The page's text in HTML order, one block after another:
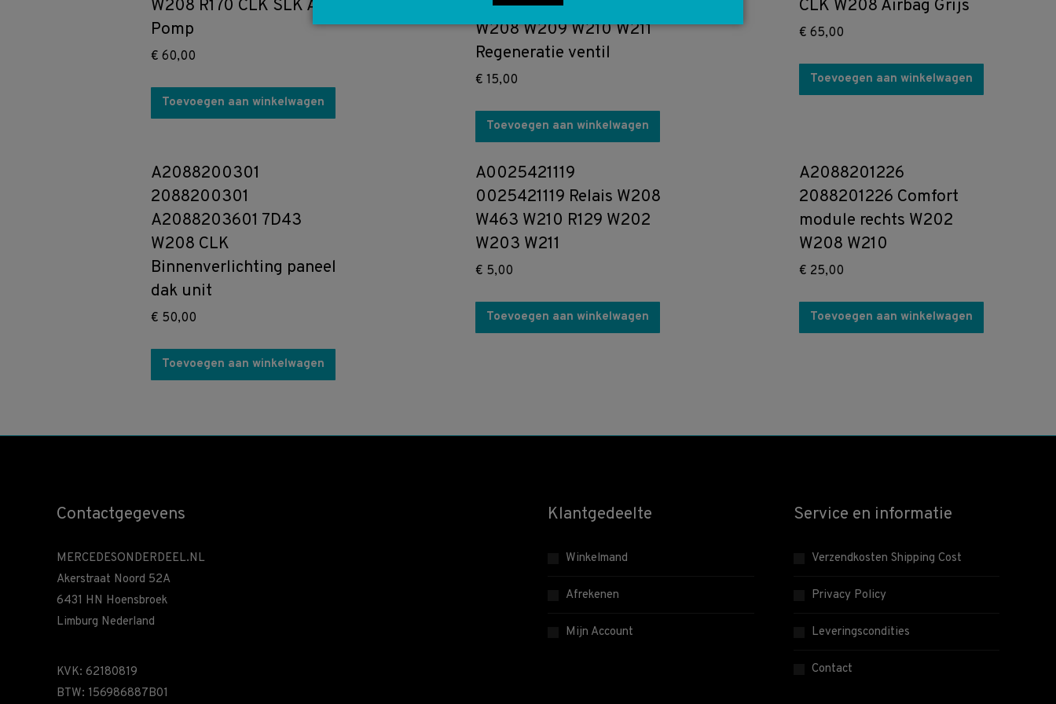
W208 R170 CLK SLK ABS
Pomp
€ 60,00
Toevoegen aan winkelwagen
W140 R170 W202 W203
W208 W209 W210 W211
Regeneratie ventil
€ 15,00
Toevoegen aan winkelwagen
CLK W208 Airbag Grijs
€ 65,00
Toevoegen aan winkelwagen
A2088200301
2088200301
A2088203601 7D43
W208 CLK
Binnenverlichting paneel
dak unit
€ 50,00
Toevoegen aan winkelwagen
A0025421119
0025421119 Relais W208
W463 W210 R129 W202
W203 W211
€ 5,00
Toevoegen aan winkelwagen
A2088201226
2088201226 Comfort
module rechts W202
W208 W210
€ 25,00
Toevoegen aan winkelwagen
Contactgegevens
MERCEDESONDERDEEL.NL
Akerstraat Noord 52A
6431 HN Hoensbroek
Limburg Nederland
KVK: 62180819
BTW: 156986887B01
Klantgedeelte
Winkelmand
Afrekenen
Mijn Account
Service en informatie
Verzendkosten Shipping Cost
Privacy Policy
Leveringscondities
Contact